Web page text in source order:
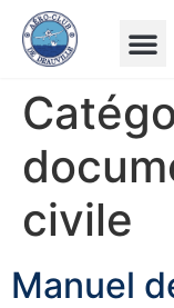
civile
Manuel